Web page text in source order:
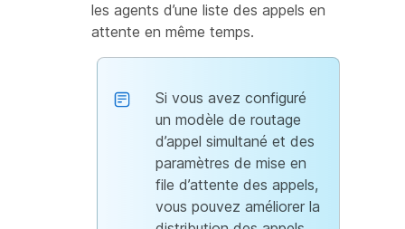
les agents d’une liste des appels en
attente en même temps.
Si vous avez configuré
un modèle de routage
d’appel simultané et des
paramètres de mise en
file d’attente des appels,
vous pouvez améliorer la